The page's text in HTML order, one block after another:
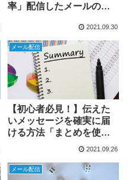
率」配信したメールの開
2021.09.30
メール配信
【初心者必見！】伝えた
いメッセージを確実に届
ける方法「まとめを使っ
2021.09.26
メール配信